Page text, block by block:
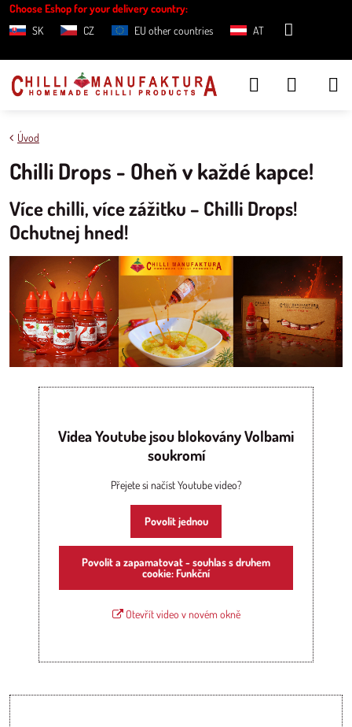
Choose Eshop for your delivery country:
SK
CZ EU other countries AT
Úvod
Chilli Drops - Oheň v každé kapce!
Více chilli, více zážitku – Chilli Drops!
Ochutnej hned!
Videa Youtube jsou blokovány Volbami
soukromí
Přejete si načíst Youtube video?
Povolit jednou
Povolit a zapamatovat - souhlas s druhem
cookie: Funkční
Otevřít video v novém okně